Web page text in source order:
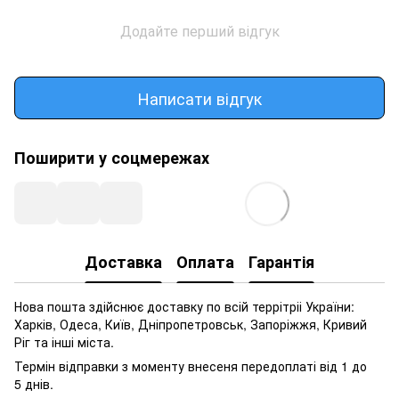
Додайте перший відгук
Написати відгук
Поширити у соцмережах
Доставка Оплата Гарантія
Нова пошта здійснює доставку по всій террітріі України:
Харків, Одеса, Київ, Дніпропетровськ, Запоріжжя, Кривий
Ріг та інші міста.
Термін відправки з моменту внесеня передоплаті від 1 до
5 днів.